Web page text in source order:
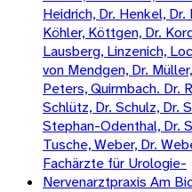
Heidrich, Dr. Henkel,
Köhler, Köttgen, Dr.
Lausberg, Linzenich,
von Mendgen, Dr.
Peters, Quirmbach. Dr.
Schlütz, Dr. Schulz, Dr.
Stephan-Odenthal, Dr.
Tusche, Weber, Dr.
Fachärzte für Urologie-
Nervenarztpraxis Am